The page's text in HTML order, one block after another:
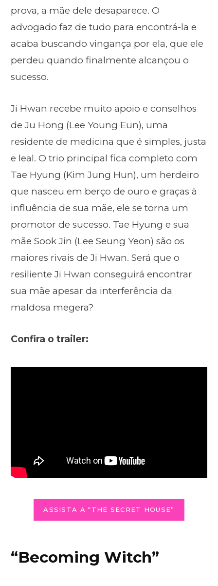
prova, a mãe dele desaparece. O
advogado faz de tudo para encontrá-la e
acaba buscando vingança por ela, que ele
perdeu quando finalmente alcançou o
sucesso.
Ji Hwan recebe muito apoio e conselhos
de Ju Hong (Lee Young Eun), uma
residente de medicina que é simples, justa
e leal. O trio principal fica completo com
Tae Hyung (Kim Jung Hun), um herdeiro
que nasceu em berço de ouro e graças à
influência de sua mãe, ele se torna um
promotor de sucesso. Tae Hyung e sua
mãe Sook Jin (Lee Seung Yeon) são os
maiores rivais de Ji Hwan. Será que o
resiliente Ji Hwan conseguirá encontrar
sua mãe apesar da interferência da
maldosa megera?
Confira o trailer:
ASSISTA A “THE SECRET HOUSE”
“Becoming Witch”